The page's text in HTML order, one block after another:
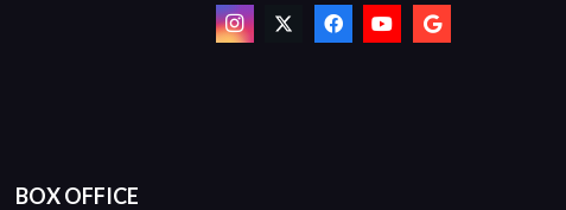
BOX OFFICE